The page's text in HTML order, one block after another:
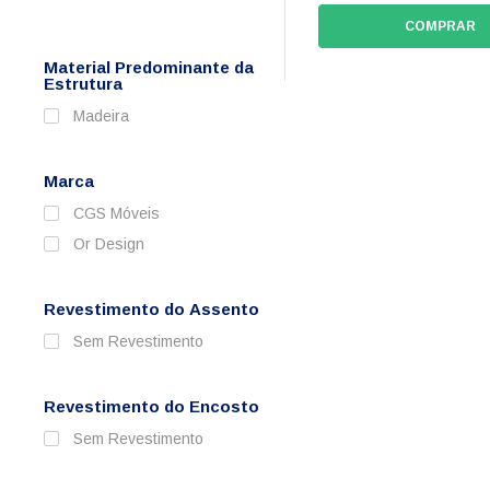
Material Predominante da
Estrutura
Madeira
Marca
CGS Móveis
Or Design
Revestimento do Assento
Sem Revestimento
Revestimento do Encosto
Sem Revestimento
COMPRAR